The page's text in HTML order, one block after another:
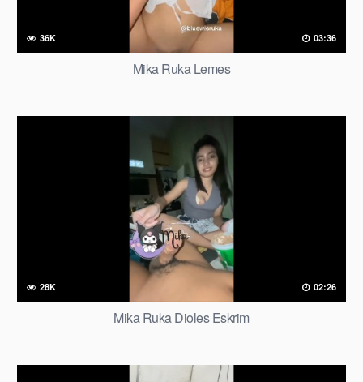
36K 03:36
Mika Ruka Lemes
28K 02:26
Mika Ruka Dioles Eskrim